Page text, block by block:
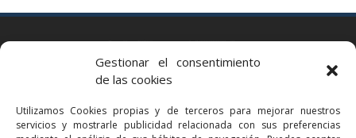
Gestionar el consentimiento
de las cookies
Utilizamos Cookies propias y de terceros para mejorar nuestros
servicios y mostrarle publicidad relacionada con sus preferencias
Via Augusta 2 bis, 3º, 08006 Barcelona
bcn@bellavistalegal.eu